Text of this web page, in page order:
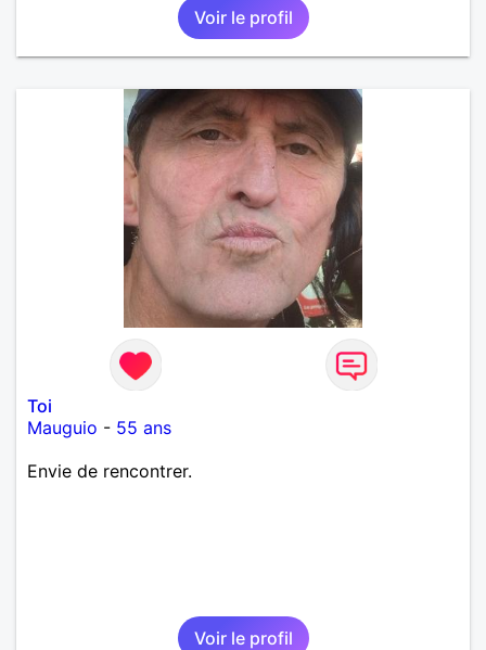
Voir le profil
Toi
Mauguio - 55 ans
Envie de rencontrer.
Voir le profil